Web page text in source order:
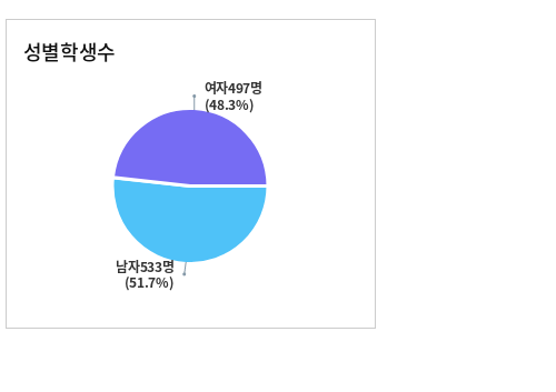
성별학생수
남자533명
(51.7%)
여자497명
(48.3%)